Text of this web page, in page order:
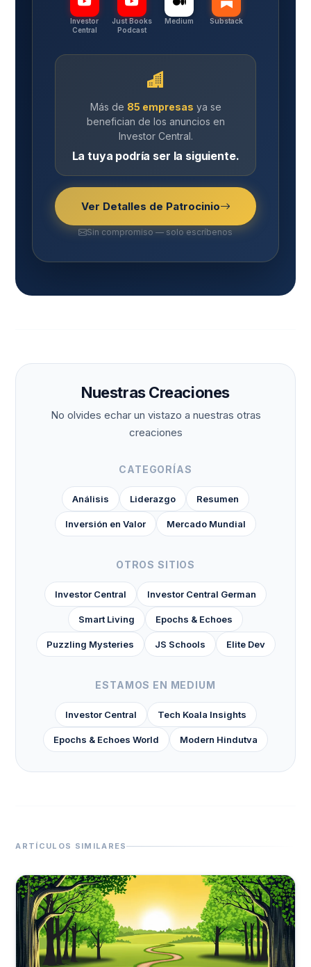
Investor
Central
Just Books
Podcast
Medium Substack
Más de 85 empresas ya se
benefician de los anuncios en
Investor Central.
La tuya podría ser la siguiente.
Ver Detalles de Patrocinio
Sin compromiso — solo escríbenos
Nuestras Creaciones
No olvides echar un vistazo a nuestras otras
creaciones
CATEGORÍAS
Análisis Liderazgo Resumen
Inversión en Valor Mercado Mundial
OTROS SITIOS
Investor Central Investor Central German
Smart Living Epochs & Echoes
Puzzling Mysteries JS Schools Elite Dev
ESTAMOS EN MEDIUM
Investor Central Tech Koala Insights
Epochs & Echoes World Modern Hindutva
ARTÍCULOS SIMILARES